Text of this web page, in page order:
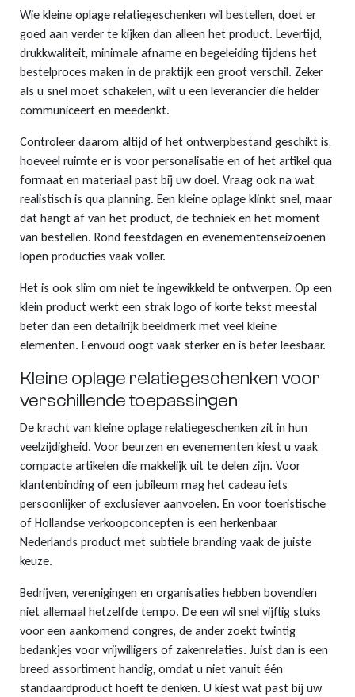
Wie kleine oplage relatiegeschenken wil bestellen, doet er
goed aan verder te kijken dan alleen het product. Levertijd,
drukkwaliteit, minimale afname en begeleiding tijdens het
bestelproces maken in de praktijk een groot verschil. Zeker
als u snel moet schakelen, wilt u een leverancier die helder
communiceert en meedenkt.
Controleer daarom altijd of het ontwerpbestand geschikt is,
hoeveel ruimte er is voor personalisatie en of het artikel qua
formaat en materiaal past bij uw doel. Vraag ook na wat
realistisch is qua planning. Een kleine oplage klinkt snel, maar
dat hangt af van het product, de techniek en het moment
van bestellen. Rond feestdagen en evenementenseizoenen
lopen producties vaak voller.
Het is ook slim om niet te ingewikkeld te ontwerpen. Op een
klein product werkt een strak logo of korte tekst meestal
beter dan een detailrijk beeldmerk met veel kleine
elementen. Eenvoud oogt vaak sterker en is beter leesbaar.
Kleine oplage relatiegeschenken voor
verschillende toepassingen
De kracht van kleine oplage relatiegeschenken zit in hun
veelzijdigheid. Voor beurzen en evenementen kiest u vaak
compacte artikelen die makkelijk uit te delen zijn. Voor
klantenbinding of een jubileum mag het cadeau iets
persoonlijker of exclusiever aanvoelen. En voor toeristische
of Hollandse verkoopconcepten is een herkenbaar
Nederlands product met subtiele branding vaak de juiste
keuze.
Bedrijven, verenigingen en organisaties hebben bovendien
niet allemaal hetzelfde tempo. De een wil snel vijftig stuks
voor een aankomend congres, de ander zoekt twintig
bedankjes voor vrijwilligers of zakenrelaties. Juist dan is een
breed assortiment handig, omdat u niet vanuit één
standaardproduct hoeft te denken. U kiest wat past bij uw